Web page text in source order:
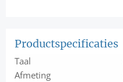
Productspecificaties
Taal
Afmeting